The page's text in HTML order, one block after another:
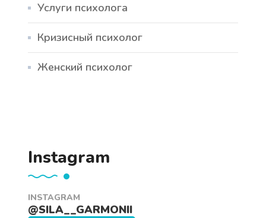
Услуги психолога
Кризисный психолог
Женский психолог
Instagram
INSTAGRAM
@SILA__GARMONII